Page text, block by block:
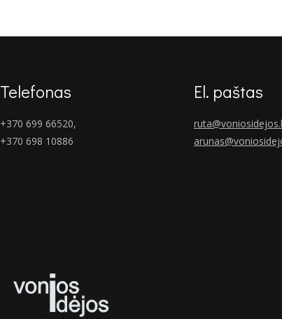
Telefonas
+370 699 66520,
+370 698 10886
El. paštas